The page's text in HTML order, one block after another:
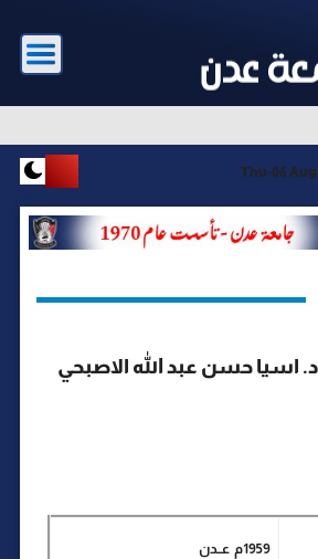
Thu-06 Aug
اسيا حسن عبد الله الاصبحي
1959م عــدن